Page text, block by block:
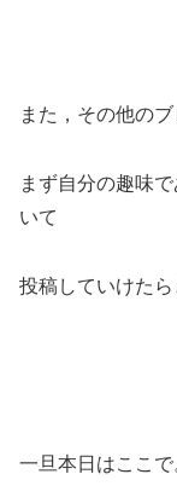
また，その他の
まず自分の趣味
いて
投稿していけたら
一旦本日はここで